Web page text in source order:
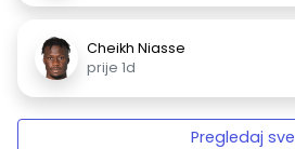
Cheikh Niasse
prije 1d
Pregledaj sve